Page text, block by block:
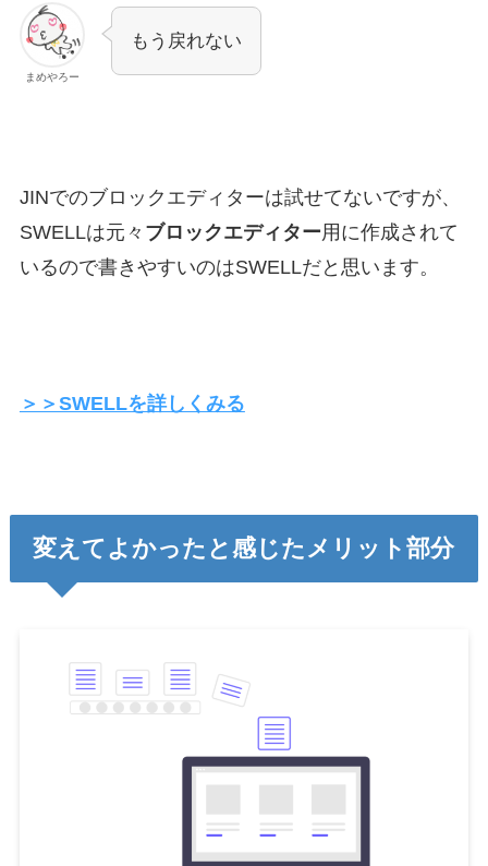
まめやろー
もう戻れない
JINでのブロックエディターは試せてないですが、
SWELLは元々 ブロックエディター用に作成されて
いるので書きやすいのはSWELLだと思います。
＞＞SWELLを詳しくみる
変えてよかったと感じたメリット部分